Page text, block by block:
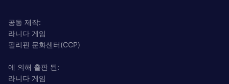
공동 제작:
라니다 게임
필리핀 문화센터(CCP)
에 의해 출판 된:
라니다 게임